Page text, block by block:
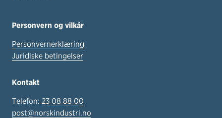
Personvern og vilkår
Personvernerklæring
Juridiske betingelser
Kontakt
Telefon: 23 08 88 00
post@norskindustri.no